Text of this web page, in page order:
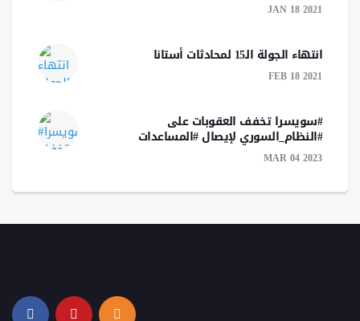
JAN 18 2021
انتهاء الجولة الـ15 لمحادثات أستانا
FEB 18 2021
#سويسرا تخفف العقوبات على
#النظام_السوري لإيصال #المساعدات
MAR 04 2023